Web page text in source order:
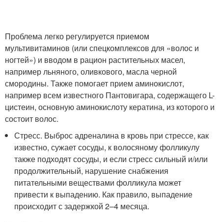
Проблема легко регулируется приемом
мультивитаминов (или спецкомплексов для «волос и
ногтей») и вводом в рацион растительных масел,
например льняного, оливкового, масла черной
смородины. Также помогает прием аминокислот,
например всем известного Пантовигара, содержащего L-
цистеин, основную аминокислоту кератина, из которого и
состоит волос.
Стресс. Выброс адреналина в кровь при стрессе, как
известно, сужает сосуды, к волосяному фолликулу
также подходят сосуды, и если стресс сильный и/или
продолжительный, нарушение снабжения
питательными веществами фолликула может
привести к выпадению. Как правило, выпадение
происходит с задержкой 2–4 месяца.